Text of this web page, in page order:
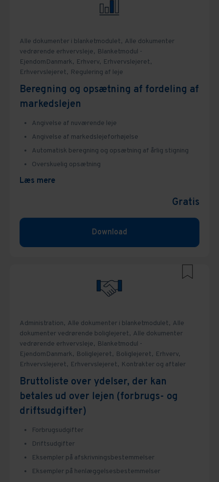
Alle dokumenter i blanketmodulet, Alle dokumenter
vedrørende erhvervsleje, Blanketmodul -
EjendomDanmark, Erhverv, Erhvervslejeret,
Erhvervslejeret, Regulering af leje
Beregning og opsætning af fordeling af
markedslejen
Angivelse af nuværende leje
Angivelse af markedslejeforhøjelse
Automatisk beregning og opsætning af årlig stigning
Overskuelig opsætning
Læs mere
Gratis
Download
Administration, Alle dokumenter i blanketmodulet, Alle
dokumenter vedrørende boliglejeret, Alle dokumenter
vedrørende erhvervsleje, Blanketmodul -
EjendomDanmark, Boliglejeret, Boliglejeret, Erhverv,
Erhvervslejeret, Erhvervslejeret, Kontrakter og aftaler
Bruttoliste over ydelser, der kan
betales ud over lejen (forbrugs- og
driftsudgifter)
Forbrugsudgifter
Driftsudgifter
Eksempler på afskrivningsbestemmelser
Eksempler på henlæggelsesbestemmelser